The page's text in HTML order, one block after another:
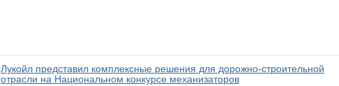
Лукойл представил комплексные решения для дорожно-строительной
отрасли на Национальном конкурсе механизаторов